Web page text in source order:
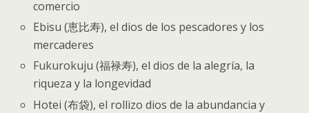
comercio
Ebisu (恵比寿), el dios de los pescadores y los
mercaderes
Fukurokuju (福禄寿), el dios de la alegría, la
riqueza y la longevidad
Hotei (布袋), el rollizo dios de la abundancia y